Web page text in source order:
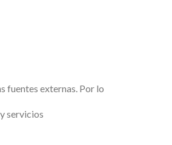
fuentes externas. Por lo
servicios